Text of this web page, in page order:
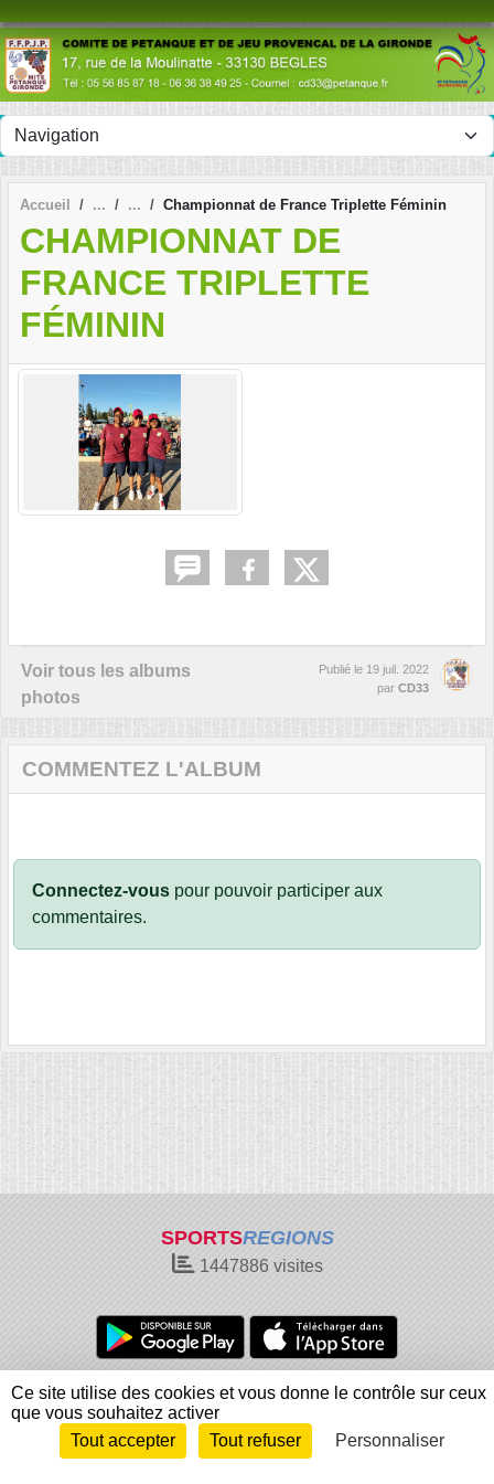
Accueil Championnat de France Triplette Féminin
CHAMPIONNAT DE
FRANCE TRIPLETTE
FÉMININ
Voir tous les albums
photos
Publié le 19 juil. 2022
par CD33
COMMENTEZ L'ALBUM
Connectez-vous pour pouvoir participer aux
commentaires.
SPORTSREGIONS
1447886 visites
Charte cookies
Gestion des cookies
Informations légales
Signaler un contenu inapproprié
Envie de participer ?
Connexion
Ce site utilise des cookies et vous donne le contrôle sur ceux
que vous souhaitez activer
Tout accepter
Tout refuser Personnaliser